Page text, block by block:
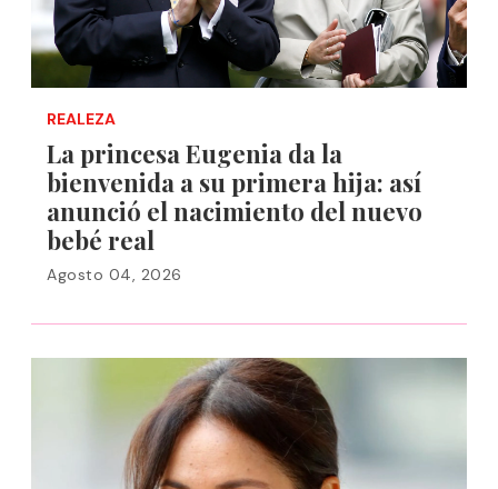
REALEZA
La princesa Eugenia da la
bienvenida a su primera hija: así
anunció el nacimiento del nuevo
bebé real
Agosto 04, 2026